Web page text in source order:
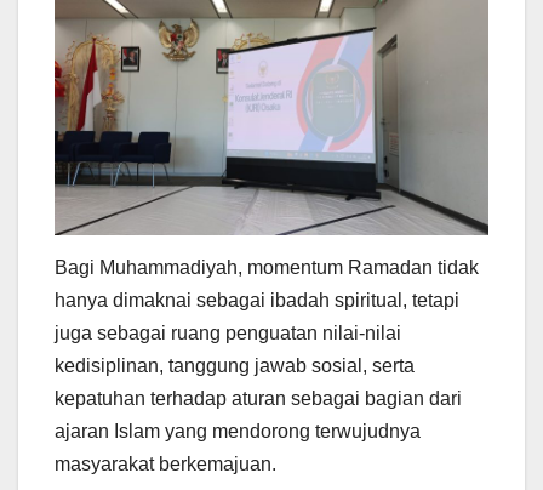
Bagi Muhammadiyah, momentum Ramadan tidak
hanya dimaknai sebagai ibadah spiritual, tetapi
juga sebagai ruang penguatan nilai-nilai
kedisiplinan, tanggung jawab sosial, serta
kepatuhan terhadap aturan sebagai bagian dari
ajaran Islam yang mendorong terwujudnya
masyarakat berkemajuan.